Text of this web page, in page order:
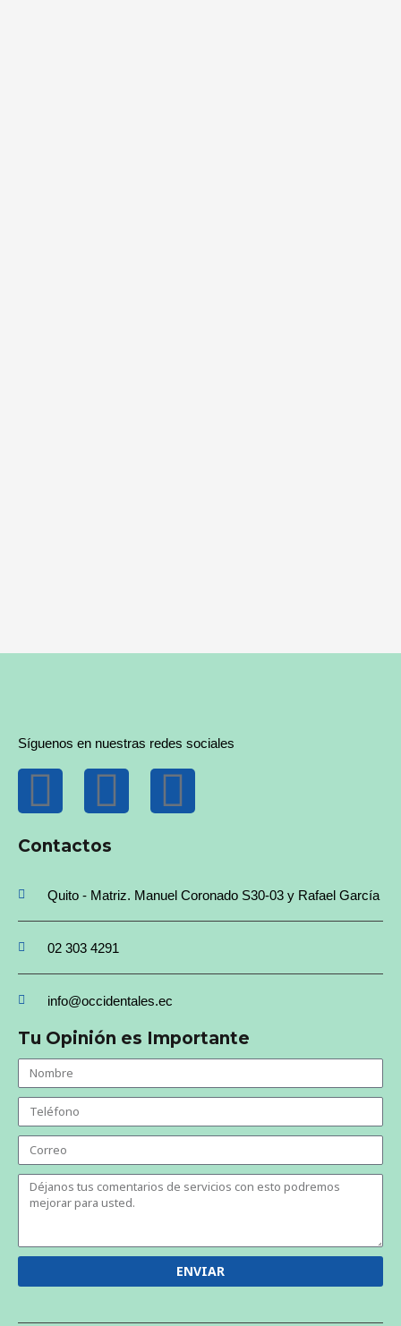
Síguenos en nuestras redes sociales
Contactos
Quito - Matriz. Manuel Coronado S30-03 y Rafael García
02 303 4291
info@occidentales.ec
Tu Opinión es Importante
ENVIAR